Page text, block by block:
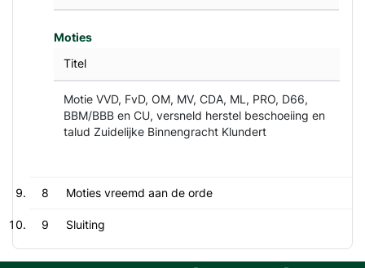
Moties
Titel
Motie VVD, FvD, OM, MV, CDA, ML, PRO, D66,
BBM/BBB en CU, versneld herstel beschoeiing en
talud Zuidelijke Binnengracht Klundert
8 Moties vreemd aan de orde
9 Sluiting